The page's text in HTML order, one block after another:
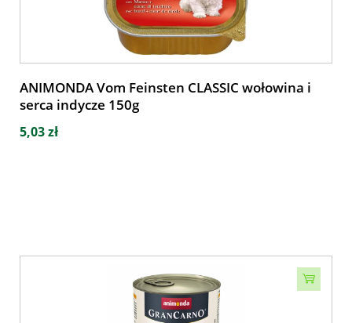
ANIMONDA Vom Feinsten CLASSIC wołowina i
serca indycze 150g
5,03 zł